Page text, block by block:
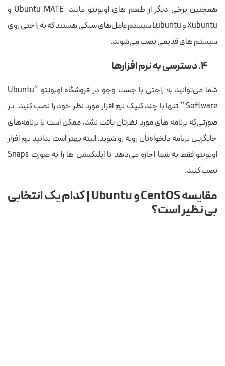
همچنین برخی دیگر از طعم های اوبونتو مانند Ubuntu MATE و
Xubuntu و Lubuntu سیستم‌عامل‌های سبکی هستند که به راحتی روی
سیستم های قدیمی نصب می‌شوند.
۴. دسترسی به نرم افزارها
شما می‌توانید به راحتی با جست وجو در فروشگاه اوبونتو “Ubuntu
Software ” تنها با چند کلیک نرم افزار مورد نظر خود را نصب کنید. در
صورتی‌که برنامه های مورد نظرتان یافت نشد، ممکن است با برنامه‌های
جایگزین برنامه دلخواه‌تان روبه رو شوید. البته بهتر است بدانید نرم افزار
اوبونتو فقط به شما اجازه می‌دهد تا اپلیکیشن ها را به صورت Snaps
نصب کنید.
مقایسه CentOS و Ubuntu | کدام یک انتخابی
بی نظیر است؟